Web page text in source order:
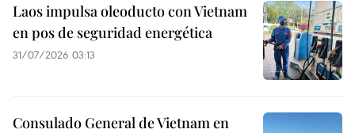
Laos impulsa oleoducto con Vietnam
en pos de seguridad energética
31/07/2026 03:13
Consulado General de Vietnam en